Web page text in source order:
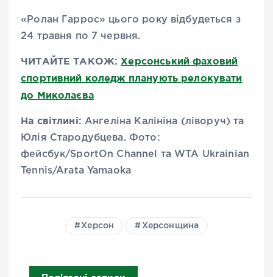
«Ролан Гаррос» цього року відбудеться з
24 травня по 7 червня.
ЧИТАЙТЕ ТАКОЖ: Херсонський фаховий
спортивний коледж планують релокувати
до Миколаєва
На світлині: Ангеліна Калініна (ліворуч) та
Юлія Стародубцева. Фото:
фейсбук/SportOn Channel та WTA Ukrainian
Tennis/Arata Yamaoka
Херсон Херсонщина